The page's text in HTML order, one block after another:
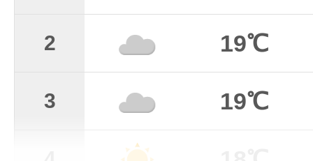
2 19℃
3 19℃